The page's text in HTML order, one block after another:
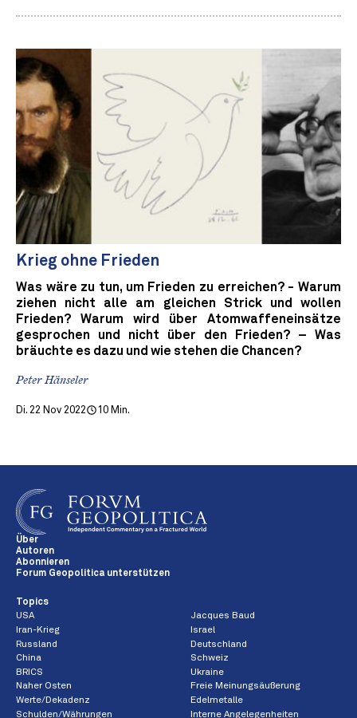
Krieg ohne Frieden
Was wäre zu tun, um Frieden zu erreichen? - Warum
ziehen nicht alle am gleichen Strick und wollen
Frieden? Warum wird über Atomwaffeneinsätze
gesprochen und nicht über den Frieden? – Was
bräuchte es dazu und wie stehen die Chancen?
Peter Hänseler
Di. 22 Nov 2022 10 Min.
Über
Autoren
Abonnieren
Forum Geopolitica unterstützen
Topics
USA
Jacques Baud
Iran-Krieg
Israel
Russland
Deutschland
China
Schweiz
BRICS
Ukraine
Naher Osten
Freie Meinungsäußerung
Werte/Dekadenz
Edelmetalle
Schulden/Währungen
Interne Angelegenheiten